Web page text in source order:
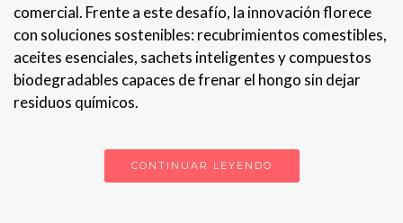
comercial. Frente a este desafío, la innovación florece
con soluciones sostenibles: recubrimientos comestibles,
aceites esenciales, sachets inteligentes y compuestos
biodegradables capaces de frenar el hongo sin dejar
residuos químicos.
CONTINUAR LEYENDO